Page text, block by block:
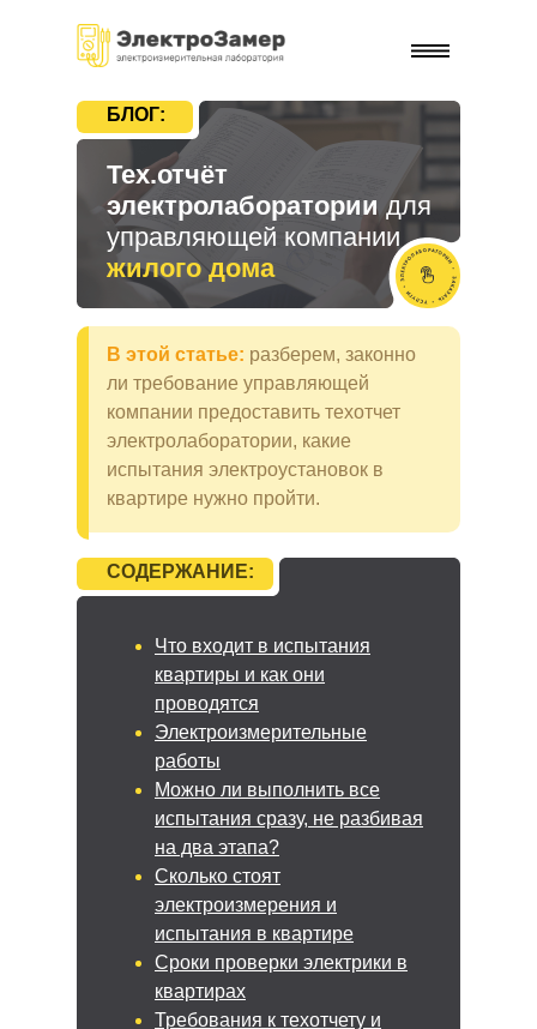
Тех.отчёт
электролабораториидля
управляющей компании
жилого дома
БЛОГ:
СОДЕРЖАНИЕ:
Что входит в испытания
квартиры и как они
проводятся
Электроизмерительные
работы
Можно ли выполнить все
испытания сразу, не разбивая
на два этапа?
Сколько стоят
электроизмерения и
испытания в квартире
Сроки проверки электрики в
квартирах
Требования к техотчету и
В этой статье: разберем, законно
ли требование управляющей
компании предоставить техотчет
электролаборатории, какие
испытания электроустановок в
квартире нужно пройти.